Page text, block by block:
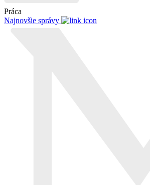
Práca
Najnovšie správy